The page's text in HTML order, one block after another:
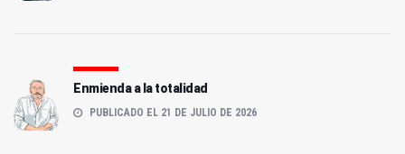
Enmienda a la totalidad
PUBLICADO EL 21 DE JULIO DE 2026